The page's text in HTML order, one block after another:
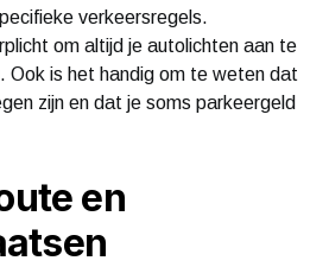
verkeersregels.
om altijd je autolichten aan te
Ook is het handig om te weten dat
zijn en dat je soms parkeergeld
en